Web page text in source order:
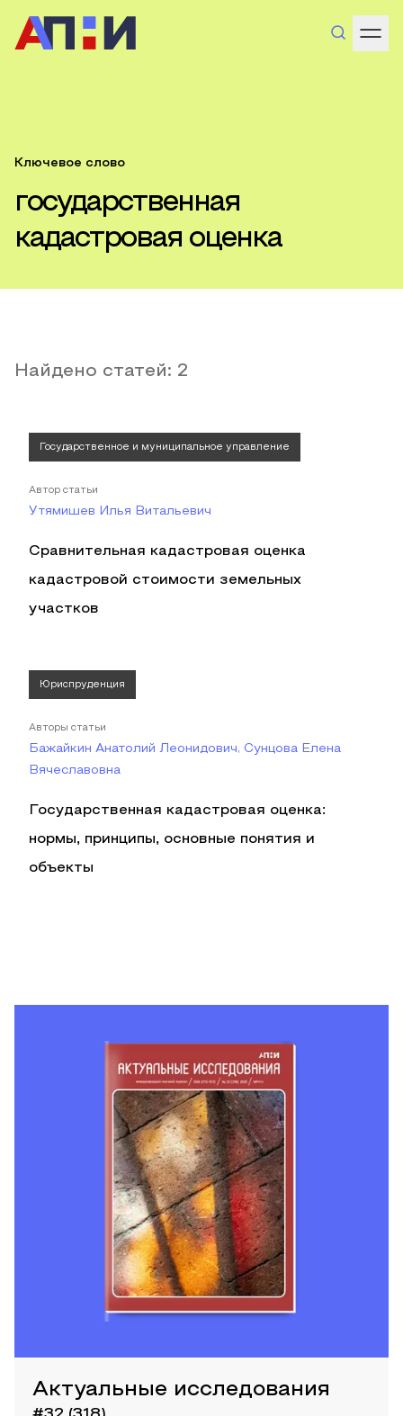
Ключевое слово
государственная
кадастровая оценка
Найдено статей: 2
Государственное и муниципальное управление
Автор статьи
Утямишев Илья Витальевич
Сравнительная кадастровая оценка
кадастровой стоимости земельных
участков
Юриспруденция
Авторы статьи
Бажайкин Анатолий Леонидович, Сунцова Елена
Вячеславовна
Государственная кадастровая оценка:
нормы, принципы, основные понятия и
объекты
Актуальные исследования